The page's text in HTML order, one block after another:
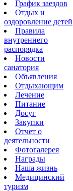
График заездов
Отдых и
оздоровление детей
Правила
внутреннего
распорядка
Новости
санатория
Объявления
Отдыхающим
Лечение
Питание
Досуг
Закупки
Отчет о
деятельности
Фотогалерея
Награды
Наша жизнь
Медицинский
туризм